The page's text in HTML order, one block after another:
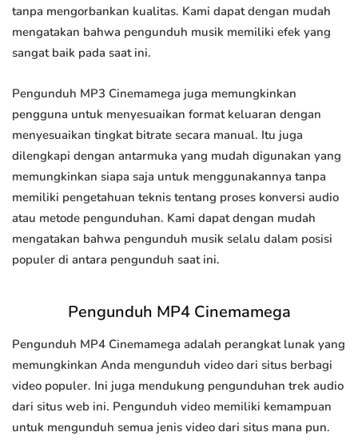
tanpa mengorbankan kualitas. Kami dapat dengan mudah
mengatakan bahwa pengunduh musik memiliki efek yang
sangat baik pada saat ini.
Pengunduh MP3 Cinemamega juga memungkinkan
pengguna untuk menyesuaikan format keluaran dengan
menyesuaikan tingkat bitrate secara manual. Itu juga
dilengkapi dengan antarmuka yang mudah digunakan yang
memungkinkan siapa saja untuk menggunakannya tanpa
memiliki pengetahuan teknis tentang proses konversi audio
atau metode pengunduhan. Kami dapat dengan mudah
mengatakan bahwa pengunduh musik selalu dalam posisi
populer di antara pengunduh saat ini.
Pengunduh MP4 Cinemamega
Pengunduh MP4 Cinemamega adalah perangkat lunak yang
memungkinkan Anda mengunduh video dari situs berbagi
video populer. Ini juga mendukung pengunduhan trek audio
dari situs web ini. Pengunduh video memiliki kemampuan
untuk mengunduh semua jenis video dari situs mana pun.